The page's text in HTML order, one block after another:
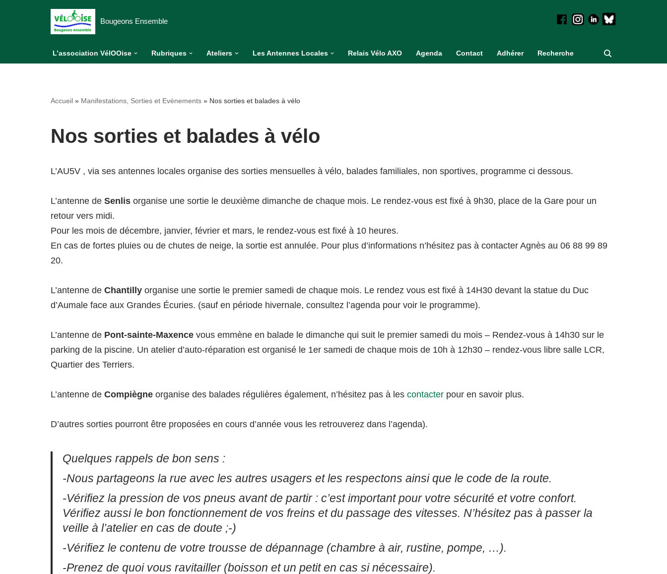
Bougeons Ensemble
L’association VélOOise Rubriques Ateliers Les Antennes Locales Relais Vélo AXO Agenda Contact Adhérer Recherche
Accueil » Manifestations, Sorties et Evènements » Nos sorties et balades à vélo
Nos sorties et balades à vélo
L’AU5V , via ses antennes locales organise des sorties mensuelles à vélo, balades familiales, non sportives, programme ci dessous.
L’antenne de Senlis organise une sortie le deuxième dimanche de chaque mois. Le rendez-vous est fixé à 9h30, place de la Gare pour un
retour vers midi.
Pour les mois de décembre, janvier, février et mars, le rendez-vous est fixé à 10 heures.
En cas de fortes pluies ou de chutes de neige, la sortie est annulée. Pour plus d’informations n’hésitez pas à contacter Agnès au 06 88 99 89
20.
L’antenne de Chantilly organise une sortie le premier samedi de chaque mois. Le rendez vous est fixé à 14H30 devant la statue du Duc
d’Aumale face aux Grandes Écuries. (sauf en période hivernale, consultez l’agenda pour voir le programme).
L’antenne de Pont-sainte-Maxence vous emmène en balade le dimanche qui suit le premier samedi du mois – Rendez-vous à 14h30 sur le
parking de la piscine. Un atelier d’auto-réparation est organisé le 1er samedi de chaque mois de 10h à 12h30 – rendez-vous libre salle LCR,
Quartier des Terriers.
L’antenne de Compiègne organise des balades régulières également, n’hésitez pas à les contacter pour en savoir plus.
D’autres sorties pourront être proposées en cours d’année vous les retrouverez dans l’agenda).
Quelques rappels de bon sens :
-Nous partageons la rue avec les autres usagers et les respectons ainsi que le code de la route.
-Vérifiez la pression de vos pneus avant de partir : c’est important pour votre sécurité et votre confort.
Vérifiez aussi le bon fonctionnement de vos freins et du passage des vitesses. N’hésitez pas à passer la
veille à l’atelier en cas de doute ;-)
-Vérifiez le contenu de votre trousse de dépannage (chambre à air, rustine, pompe, …).
-Prenez de quoi vous ravitailler (boisson et un petit en cas si nécessaire).